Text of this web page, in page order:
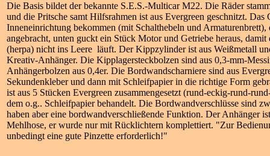
Die Basis bildet der bekannte S.E.S.-Multicar M22. Die Räder
und die Pritsche samt Hilfsrahmen ist aus Evergreen geschnitzt. Das
Inneneinrichtung bekommen (mit Schalthebeln und
angebracht, unten guckt ein Stück Motor und Getriebe heraus,
(herpa) nicht ins Leere läuft. Der Kippzylinder ist aus Weißmetall
Kreativ-Anhänger. Die Kipplagersteckbolzen sind aus 0,3-mm-
Anhängerbolzen aus 0,4er. Die Bordwandscharniere sind aus
Sekundenkleber und dann mit Schleifpapier in die richtige Form
ist aus 5 Stücken Evergreen zusammengesetzt (rund-eckig-rund-
dem o.g.. Schleifpapier behandelt. Die Bordwandverschlüsse sind
haben aber eine bordwandverschließende Funktion. Der Anhänger
Mehlhose, er wurde nur mit Rücklichtern komplettiert. "Zur
unbedingt eine gute Pinzette erforderlich!"